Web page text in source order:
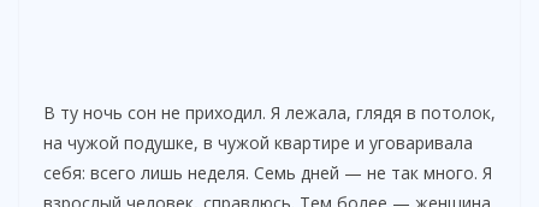
В ту ночь сон не приходил. Я лежала, глядя в потолок,
на чужой подушке, в чужой квартире и уговаривала
себя: всего лишь неделя. Семь дней — не так много. Я